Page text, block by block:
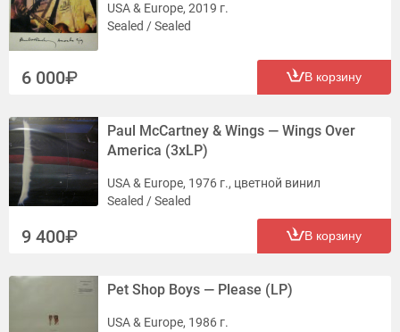
USA & Europe, 2019 г.
Sealed / Sealed
6 000 В корзину
Paul McCartney & Wings — Wings Over
America (3xLP)
USA & Europe, 1976 г., цветной винил
Sealed / Sealed
9 400 В корзину
Pet Shop Boys — Please (LP)
USA & Europe, 1986 г.